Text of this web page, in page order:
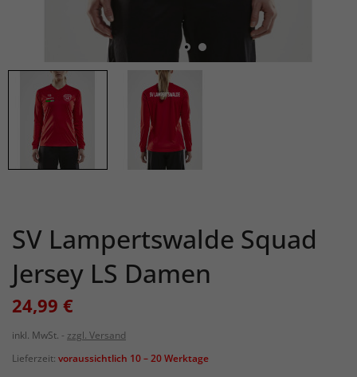
SV Lampertswalde Squad
Jersey LS Damen
24,99 €
inkl. MwSt.
zzgl. Versand
Lieferzeit: voraussichtlich 10 – 20 Werktage